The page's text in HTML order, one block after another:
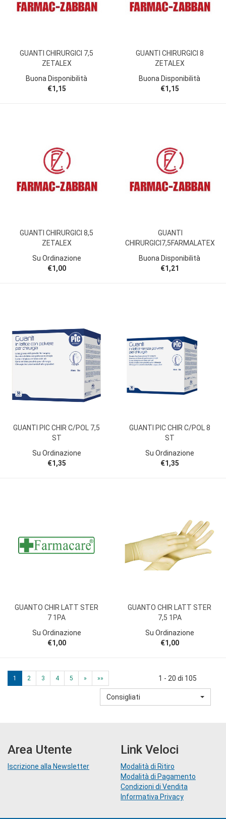
GUANTI CHIRURGICI 7,5
ZETALEX
Buona Disponibilità
€1,15
GUANTI CHIRURGICI 8
ZETALEX
Buona Disponibilità
€1,15
GUANTI CHIRURGICI 8,5
ZETALEX
Su Ordinazione
€1,00
GUANTI
CHIRURGICI7,5FARMALATEX
Buona Disponibilità
€1,21
GUANTI PIC CHIR C/POL 7,5
ST
Su Ordinazione
€1,35
GUANTI PIC CHIR C/POL 8
ST
Su Ordinazione
€1,35
GUANTO CHIR LATT STER
7 1PA
Su Ordinazione
€1,00
GUANTO CHIR LATT STER
7,5 1PA
Su Ordinazione
€1,00
1 2 3 4 5 » »» 1 - 20 di 105
Consigliati
Area Utente
Iscrizione alla Newsletter
Link Veloci
Modalità di Ritiro
Modalità di Pagamento
Condizioni di Vendita
Informativa Privacy